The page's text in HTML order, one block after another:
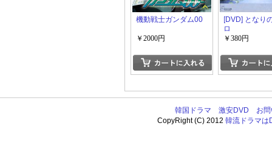
機動戦士ガンダム00
￥2000円
[DVD] となり
ロ
￥380円
韓国ドラマ 激安DVD
お
CopyRight (C) 2012韓流ドラマは